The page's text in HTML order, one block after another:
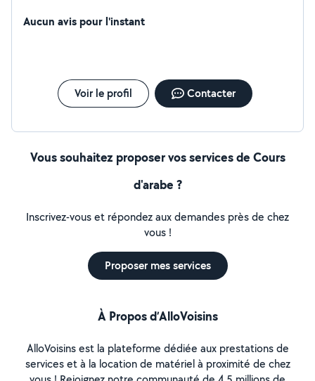
Aucun avis pour l'instant
Voir le profil Contacter
Vous souhaitez proposer vos services de Cours
d'arabe ?
Inscrivez-vous et répondez aux demandes près de chez
vous !
Proposer mes services
À Propos d’AlloVoisins
AlloVoisins est la plateforme dédiée aux prestations de
services et à la location de matériel à proximité de chez